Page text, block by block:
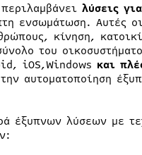
λύσεις
ενσωμάτωση. Αυτές
κίνηση,
του
iOS,Windows και
αυτοματοποίηση
έξυπνων λύσεων με